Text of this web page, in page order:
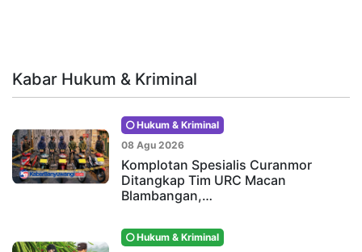
Kabar Hukum & Kriminal
Hukum & Kriminal
08 Agu 2026
Komplotan Spesialis Curanmor
Ditangkap Tim URC Macan
Blambangan,…
Hukum & Kriminal